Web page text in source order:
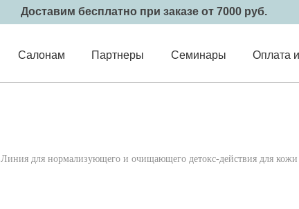
Салонам Партнеры Семинары Оплата
Доставим бесплатно при заказе от 7000 руб.
Линия для нормализующего и очищающего детокс-действия для